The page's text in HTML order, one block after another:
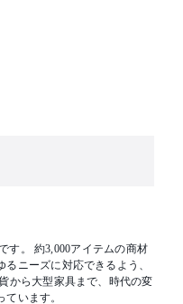
の商材
ニーズに対応できるよう、
います。